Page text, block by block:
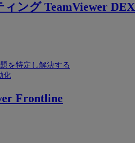
ィング TeamViewer DEX
を特定し解決する
化
Frontline